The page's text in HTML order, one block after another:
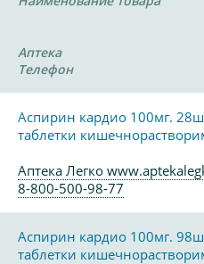
Аптека
Телефон
Аспирин кардио 100мг.
таблетки
Аптека Легко
8-800-500-98-77
Аспирин кардио 100мг.
таблетки